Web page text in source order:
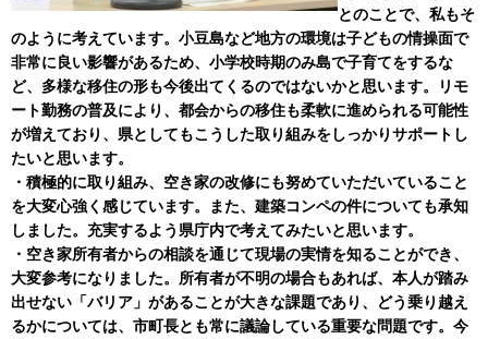
とのことで、私もそ
のように考えています。小豆島など地方の環境は子どもの情操面で
非常に良い影響があるため、小学校時期のみ島で子育てをするな
ど、多様な移住の形も今後出てくるのではないかと思います。リモ
ート勤務の普及により、都会からの移住も柔軟に進められる可能性
が増えており、県としてもこうした取り組みをしっかりサポートし
たいと思います。
・積極的に取り組み、空き家の改修にも努めていただいていること
を大変心強く感じています。また、建築コンペの件についても承知
しました。充実するよう県庁内で考えてみたいと思います。
・空き家所有者からの相談を通じて現場の実情を知ることができ、
大変参考になりました。所有者が不明の場合もあれば、本人が踏み
出せない「バリア」があることが大きな課題であり、どう乗り越え
るかについては、市町長とも常に議論している重要な問題です。今